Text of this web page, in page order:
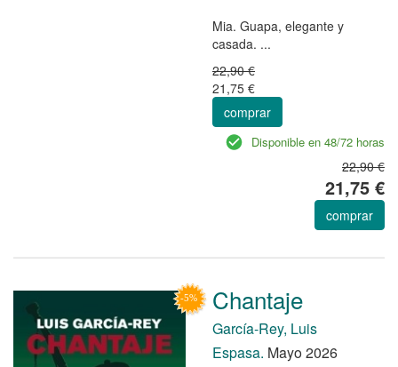
Mia. Guapa, elegante y
casada. ...
22,90 €
21,75 €
comprar
Disponible en 48/72 horas
22,90 €
21,75 €
comprar
Chantaje
García-Rey, Luis
Espasa. Mayo 2026